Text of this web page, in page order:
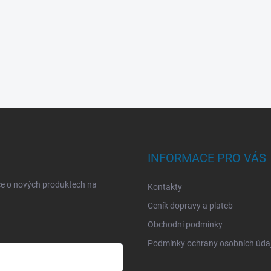
o nových produktech na
INFORMACE PRO VÁS
Kontakty
Ceník dopravy a plateb
Obchodní podmínky
Podmínky ochrany osobních